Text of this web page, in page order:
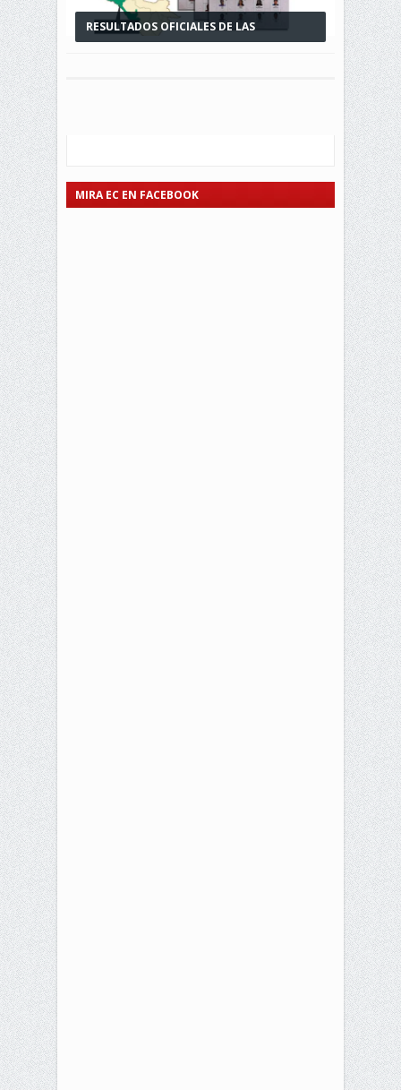
RESULTADOS OFICIALES DE LAS
MIRA EC EN FACEBOOK